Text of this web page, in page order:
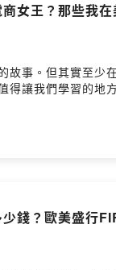
女王？那些我
事。但其實至
得讓我們學習的
錢？歐美盛行